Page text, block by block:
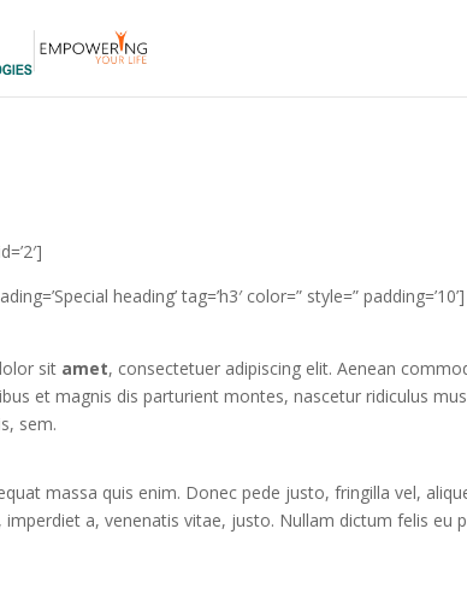
heading’ tag=’h3′ color=” style=” padding=’10’]
sit amet, consectetuer adipiscing elit. Aenean
et magnis dis parturient montes, nascetur ridiculus
sem.
massa quis enim. Donec pede justo, fringilla vel,
imperdiet a, venenatis vitae, justo. Nullam dictum felis eu